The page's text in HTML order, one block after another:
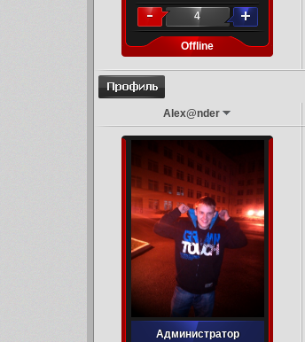
4
Offline
Alex@nder
Администратор